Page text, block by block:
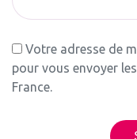
Votre adresse de
pour vous envoyer
France.